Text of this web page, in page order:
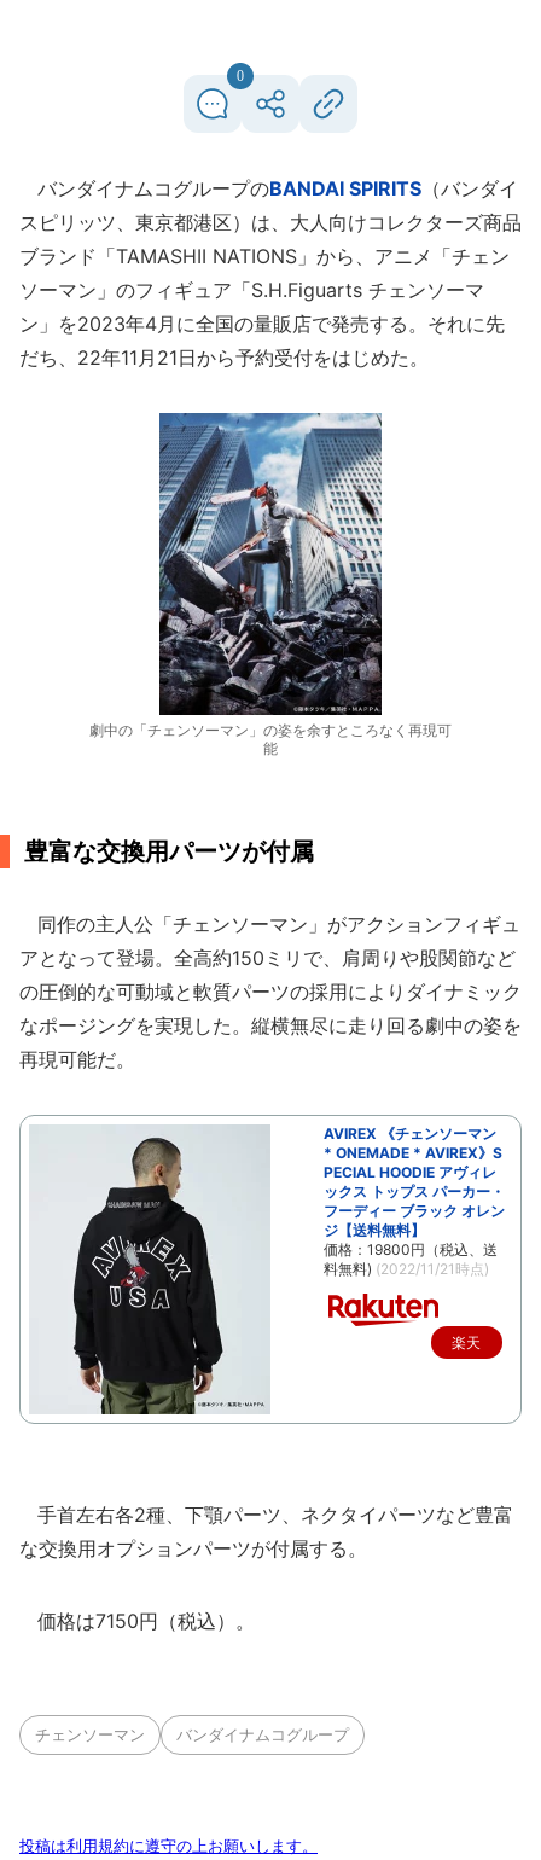
0
バンダイナムコグループのBANDAI SPIRITS （バンダイ
スピリッツ、東京都港区）は、大人向けコレクターズ商品
ブランド「TAMASHII NATIONS」から、アニメ「チェン
ソーマン」のフィギュア「S.H.Figuarts チェンソーマ
ン」を2023年4月に全国の量販店で発売する。それに先
だち、22年11月21日から予約受付をはじめた。
劇中の「チェンソーマン」の姿を余すところなく再現可
能
豊富な交換用パーツが付属
同作の主人公「チェンソーマン」がアクションフィギュ
アとなって登場。全高約150ミリで、肩周りや股関節など
の圧倒的な可動域と軟質パーツの採用によりダイナミック
なポージングを実現した。縦横無尽に走り回る劇中の姿を
再現可能だ。
AVIREX 《チェンソーマン
* ONEMADE * AVIREX》S
PECIAL HOODIE アヴィレ
ックス トップス パーカー・
フーディー ブラック オレン
ジ【送料無料】
価格：19800円（税込、送
料無料) (2022/11/21時点)
楽天
手首左右各2種、下顎パーツ、ネクタイパーツなど豊富
な交換用オプションパーツが付属する。
価格は7150円（税込）。
チェンソーマン バンダイナムコグループ